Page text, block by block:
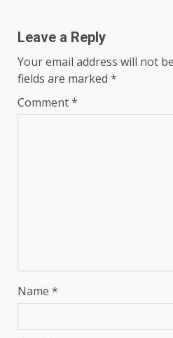
Leave a Reply
Your email address will not
fields are marked *
Comment*
Name *